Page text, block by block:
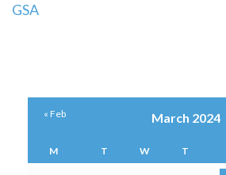
GSA
March 2024
M T W T
« Feb